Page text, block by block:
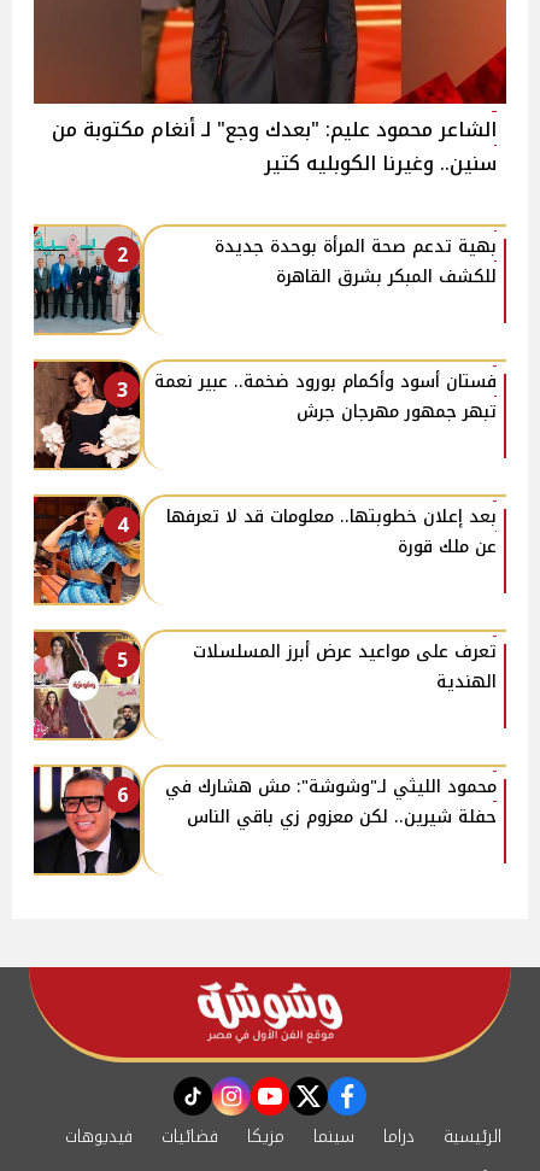
الشاعر محمود عليم: "بعدك وجع" لـ أنغام مكتوبة من
سنين.. وغيرنا الكوبليه كتير
2
بهية تدعم صحة المرأة بوحدة جديدة
للكشف المبكر بشرق القاهرة
3
فستان أسود وأكمام بورود ضخمة.. عبير نعمة
تبهر جمهور مهرجان جرش
4
بعد إعلان خطوبتها.. معلومات قد لا تعرفها
عن ملك قورة
5
تعرف على مواعيد عرض أبرز المسلسلات
الهندية
6
محمود الليثي لـ"وشوشة": مش هشارك في
حفلة شيرين.. لكن معزوم زي باقي الناس
facebook
twitter
youtube
instagram
tiktok
الرئيسية دراما سينما مزيكا فضائيات
فيديوهات